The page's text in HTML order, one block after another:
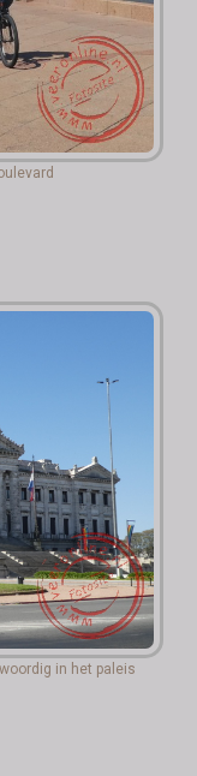
in het paleis